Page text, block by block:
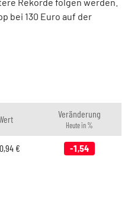
bei 130 Euro auf der
Veränderung
Heute in %
€ -1,54